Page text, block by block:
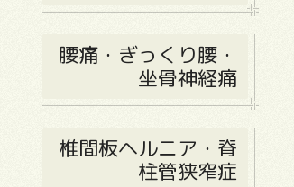
腰痛・ぎっくり腰・
坐骨神経痛
椎間板ヘルニア・脊
柱管狭窄症